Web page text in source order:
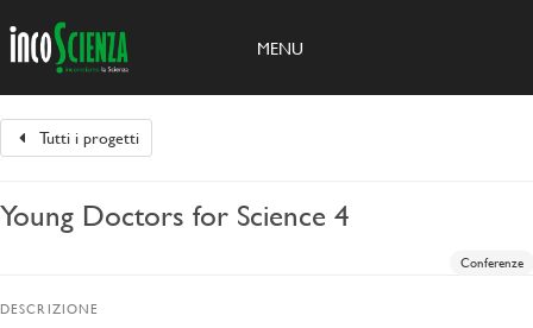
MENU
Tutti i progetti
Young Doctors for Science 4
Conferenze
DESCRIZIONE